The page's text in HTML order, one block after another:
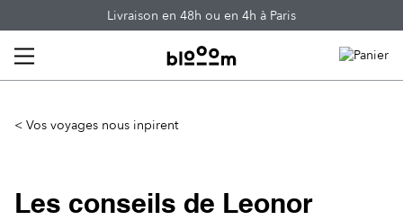
Livraison en 48h ou en 4h à Paris
< Vos voyages nous inpirent
Les conseils de Leonor